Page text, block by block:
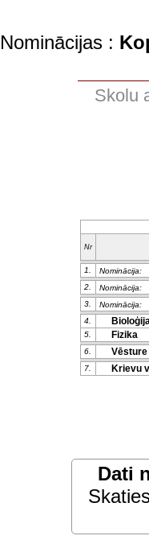
Nominācijas :
Skolu
Nr
1. Nominācija:
2. Nominācija:
3. Nominācija:
4.
5. Fizika
6. Vēsture
7. Krievu
Dati